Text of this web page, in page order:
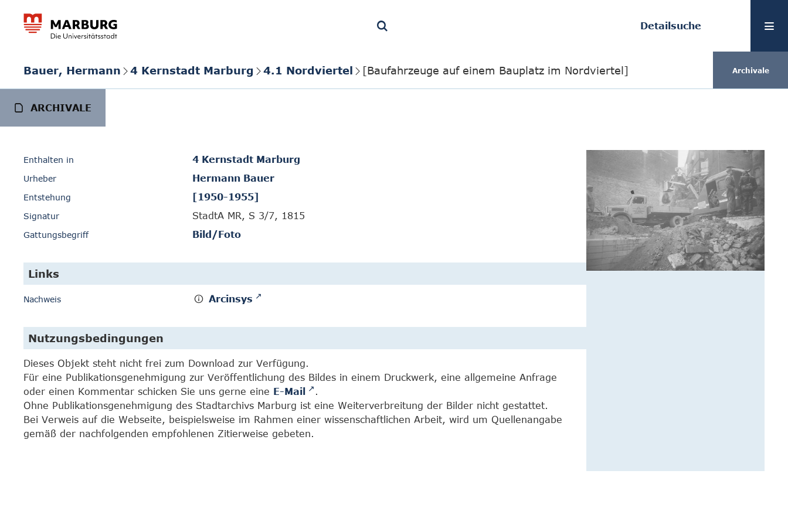
Detailsuche
Bauer, Hermann 4 Kernstadt Marburg 4.1 Nordviertel [Baufahrzeuge auf einem Bauplatz im Nordviertel] Archivale
ARCHIVALE
Enthalten in 4 Kernstadt Marburg
Urheber Hermann Bauer
Entstehung [1950-1955]
Signatur StadtA MR, S 3/7, 1815
Gattungsbegriff Bild/Foto
Links
Nachweis Arcinsys
Nutzungsbedingungen
Dieses Objekt steht nicht frei zum Download zur Verfügung.
Für eine Publikationsgenehmigung zur Veröffentlichung des Bildes in einem Druckwerk, eine allgemeine Anfrage
oder einen Kommentar schicken Sie uns gerne eine E-Mail
.
Ohne Publikationsgenehmigung des Stadtarchivs Marburg ist eine Weiterverbreitung der Bilder nicht gestattet.
Bei Verweis auf die Webseite, beispielsweise im Rahmen einer wissenschaftlichen Arbeit, wird um Quellenangabe
gemäß der nachfolgenden empfohlenen Zitierweise gebeten.